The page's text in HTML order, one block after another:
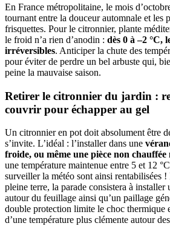
En France métropolitaine, le mois
tournant entre la douceur automnale et les
frisquettes. Pour le citronnier, plante
le froid n’a rien d’anodin : dès 0 à –2 °C,
irréversibles. Anticiper la chute des
pour éviter de perdre un bel arbuste qui,
peine la mauvaise saison.
Retirer le citronnier du jardin :
couvrir pour échapper au gel
Un citronnier en pot doit absolument être
s’invite. L’idéal : l’installer dans une
froide, ou même une pièce non chauffée
une température maintenue entre 5 et 12
surveiller la météo sont ainsi rentabilisées
pleine terre, la parade consistera à installer
autour du feuillage ainsi qu’un paillage
double protection limite le choc thermique
d’une température plus clémente autour